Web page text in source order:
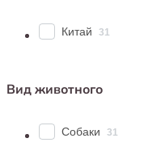
Китай 31
Вид животного
Собаки 31